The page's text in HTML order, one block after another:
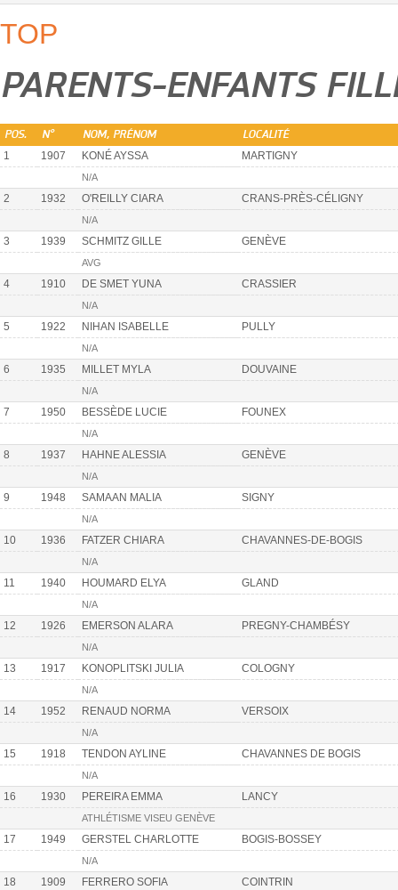
TOP
PARENTS-ENFANTS
POS. N° NOM, PRÉNOM LOCALITÉ
1 1907 KONÉ AYSSA MARTIGNY
N/A
2 1932 O'REILLY CIARA CRANS-PRÈS-CÉLIGNY
N/A
3 1939 SCHMITZ GILLE GENÈVE
AVG
4 1910 DE SMET YUNA CRASSIER
N/A
5 1922 NIHAN ISABELLE PULLY
N/A
6 1935 MILLET MYLA DOUVAINE
N/A
7 1950 BESSÈDE LUCIE FOUNEX
N/A
8 1937 HAHNE ALESSIA GENÈVE
N/A
9 1948 SAMAAN MALIA SIGNY
N/A
10 1936 FATZER CHIARA CHAVANNES-DE-BOGIS
N/A
11 1940 HOUMARD ELYA GLAND
N/A
12 1926 EMERSON ALARA PREGNY-CHAMBÉSY
N/A
13 1917 KONOPLITSKI JULIA COLOGNY
N/A
14 1952 RENAUD NORMA VERSOIX
N/A
15 1918 TENDON AYLINE CHAVANNES DE BOGIS
N/A
16 1930 PEREIRA EMMA LANCY
ATHLÉTISME VISEU GENÈVE
17 1949 GERSTEL CHARLOTTE BOGIS-BOSSEY
N/A
18 1909 FERRERO SOFIA COINTRIN